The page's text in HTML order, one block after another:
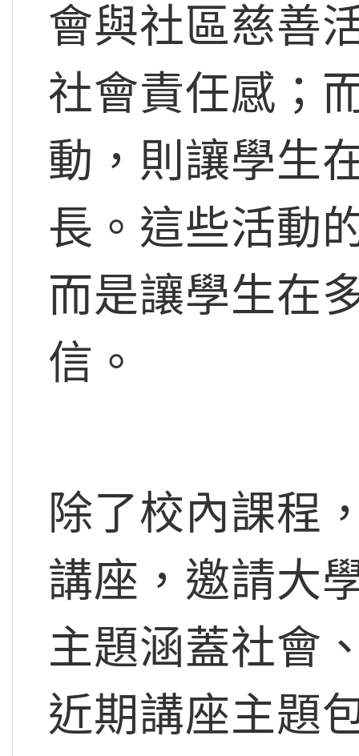
會與社區慈善
社會責任感；
動，則讓學生
長。這些活動
而是讓學生在
信。
除了校內課程
講座，邀請大
主題涵蓋社會
近期講座主題